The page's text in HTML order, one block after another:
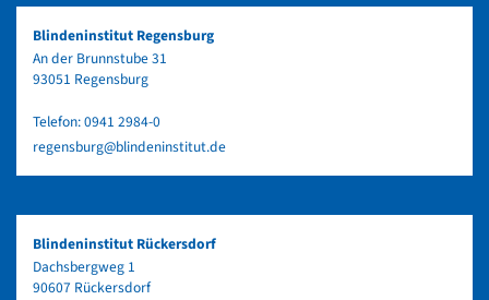
Blindeninstitut Regensburg
An der Brunnstube 31
93051 Regensburg
Telefon:0941 2984-0
regensburg@blindeninstitut.de
Blindeninstitut Rückersdorf
Dachsbergweg 1
90607 Rückersdorf